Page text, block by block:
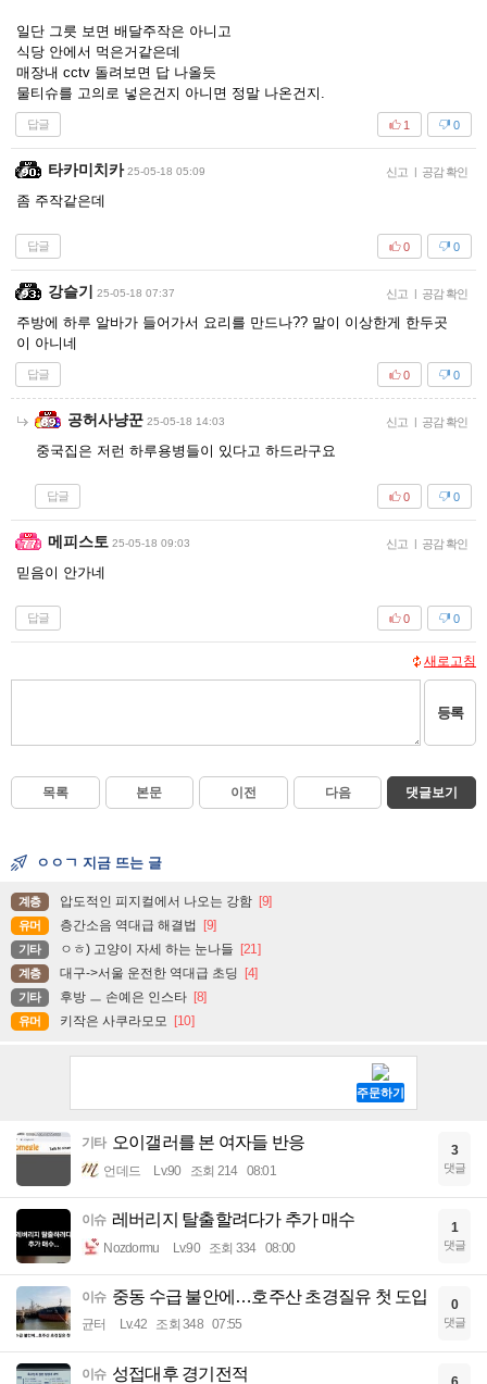
일단 그릇 보면 배달주작은 아니고
식당 안에서 먹은거같은데
매장내 cctv 돌려보면 답 나올듯
물티슈를 고의로 넣은건지 아니면 정말 나온건지.
답글 0
1
타카미치카 25-05-18 05:09 신고 | 공감 확인
좀 주작같은데
답글 0
0
강슬기 25-05-18 07:37 신고 | 공감 확인
주방에 하루 알바가 들어가서 요리를 만드나?? 말이 이상한게 한두곳
이 아니네
답글 0
0
공허사냥꾼 25-05-18 14:03 신고 | 공감 확인
중국집은 저런 하루용병들이 있다고 하드라구요
답글 0
0
메피스토 25-05-18 09:03 신고 | 공감 확인
믿음이 안가네
답글 0
0
새로고침
등록
목록 본문 이전 다음 댓글보기
ㅇㅇㄱ 지금 뜨는 글
계층 압도적인 피지컬에서 나오는 강함 [9]
유머 층간소음 역대급 해결법 [9]
기타 ㅇㅎ) 고양이 자세 하는 눈나들 [21]
계층 대구->서울 운전한 역대급 초딩 [4]
기타 후방 ㅡ 손예은 인스타 [8]
유머 키작은 사쿠라모모 [10]
기타 오이갤러를 본 여자들 반응
언데드 Lv.90 조회 214 08:01
3
댓글
이슈 레버리지 탈출할려다가 추가 매수
Nozdormu Lv.90 조회 334 08:00
1
댓글
이슈 중동 수급 불안에…호주산 초경질유 첫 도입
균터 Lv.42 조회 348 07:55
0
댓글
이슈 성접대후 경기전적